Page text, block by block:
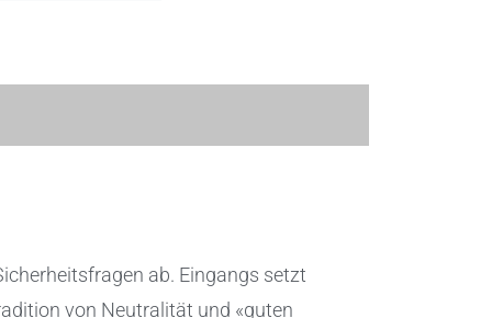
ab. Eingangs setzt
von Neutralität und «guten